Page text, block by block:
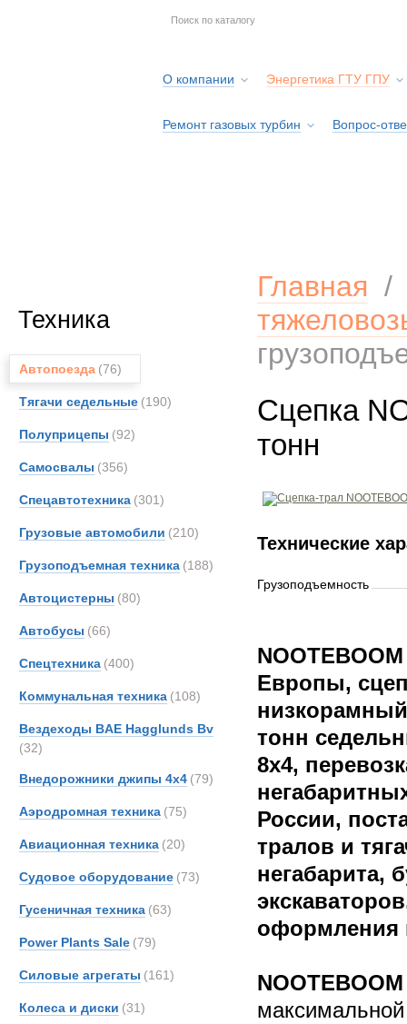
О компании Энергетика ГТУ ГПУ
Ремонт газовых турбин Вопрос-
Техника
Автопоезда (76)
Тягачи седельные (190)
Полуприцепы (92)
Самосвалы (356)
Спецавтотехника (301)
Грузовые автомобили (210)
Грузоподъемная техника (188)
Автоцистерны (80)
Автобусы (66)
Спецтехника (400)
Коммунальная техника (108)
Вездеходы BAE Hagglunds Bv
(32)
Внедорожники джипы 4х4 (79)
Аэродромная техника (75)
Авиационная техника (20)
Судовое оборудование (73)
Гусеничная техника (63)
Power Plants Sale (79)
Силовые агрегаты (161)
Колеса и диски (31)
Главная
Сцепка
тонн
Технические
Грузоподъемность
Европы,
тонн
8x4,
России,
тралов и
негабарита,
оформления